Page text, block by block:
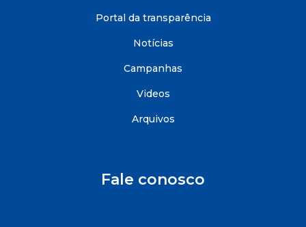
Portal da transparência
Notícias
Campanhas
Videos
Arquivos
Fale conosco